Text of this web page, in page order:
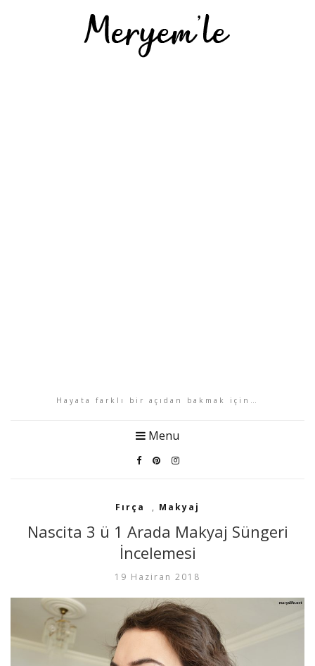
Hayata farklı bir açıdan bakmak için…
Menu
Fırça , Makyaj
Nascita 3 ü 1 Arada Makyaj Süngeri
İncelemesi
19 Haziran 2018